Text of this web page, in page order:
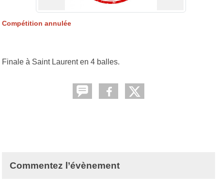
Compétition annulée
Finale à Saint Laurent en 4 balles.
Commentez l’évènement